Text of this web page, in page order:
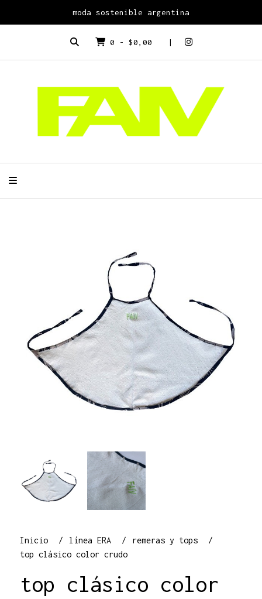
moda sostenible argentina
0 - $0,00
Inicio línea ERA
remeras y tops
top clásico color crudo
top clásico color